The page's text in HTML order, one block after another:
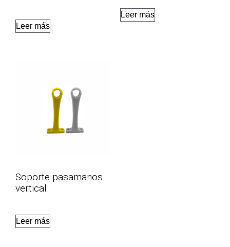
Leer más
Leer más
Soporte pasamanos
vertical
Leer más